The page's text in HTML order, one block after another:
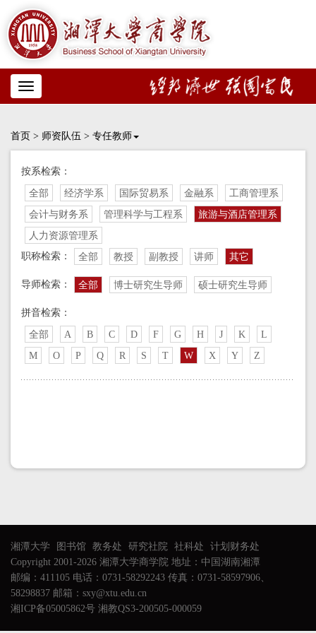
Toggle
navigation
首页 > 师资队伍 > 专任教师
按系检索：
全部 经济学系 国际贸易系 金融系
工商管理系
会计与财务系
管理科学与工程系
旅游与酒店管理系
人力资源管理系
职称检索：
全部 教授 副教授 讲师 其它
导师检索： 全部 博士研究生导师 硕士研究生导师
拼音检索：
全部 A B C D F G H J K
L
M
O P Q R S T W X Y Z
湘潭大学 图书馆 教务处 研究社院 社科处
计划财务处
Copyright 2001-2026 湘潭大学商学院 地址：中国湖南湘潭
邮编：411105 电话：0731-58292243 传真：0731-58597906、
58298837 邮箱：sxy@xtu.edu.cn
湘ICP备05005862号 湘教QS3-200505-000059